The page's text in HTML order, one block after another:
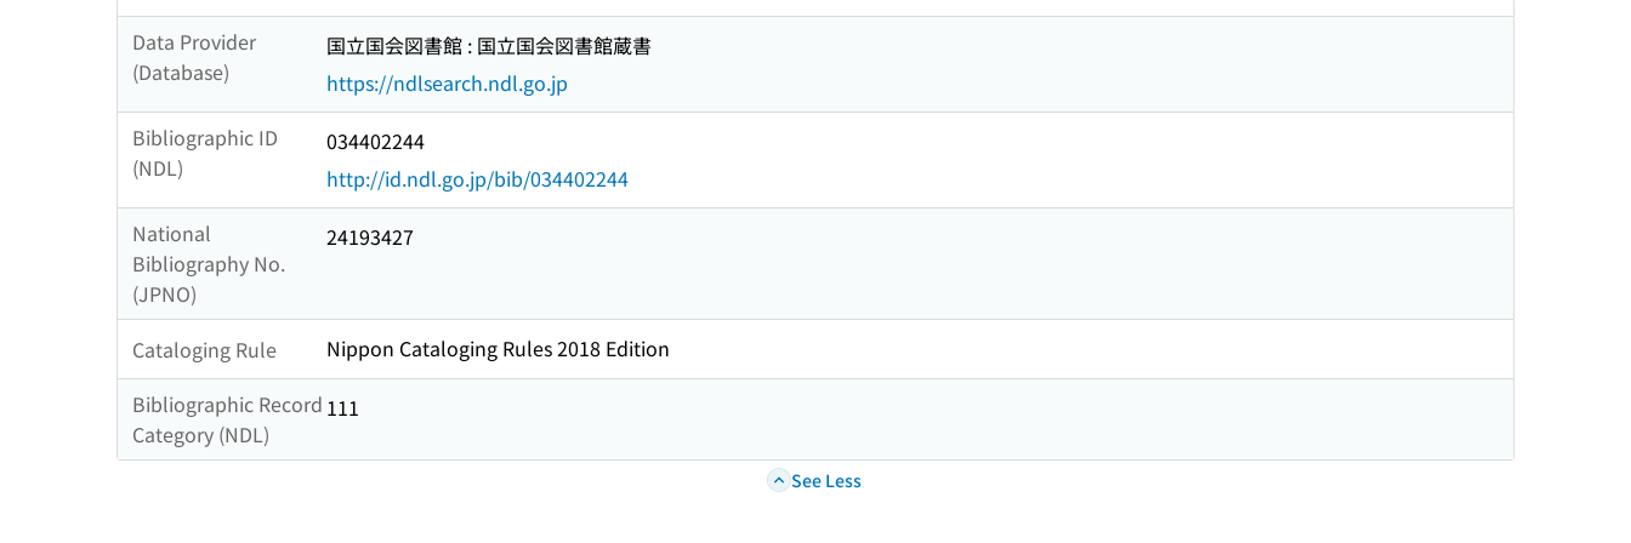
Data Provider
(Database)
国立国会図書館 : 国立国会図書館蔵書
https://ndlsearch.ndl.go.jp
Bibliographic ID
(NDL)
034402244
http://id.ndl.go.jp/bib/034402244
National
Bibliography No.
(JPNO)
24193427
Cataloging Rule
Nippon Cataloging Rules 2018 Edition
Bibliographic Record
Category (NDL)
111
See Less